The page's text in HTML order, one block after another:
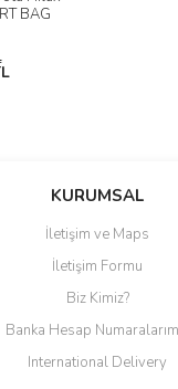
BAG
KURUMSAL
İletişim ve Maps
İletişim Formu
Biz Kimiz?
Banka Hesap
International Delivery